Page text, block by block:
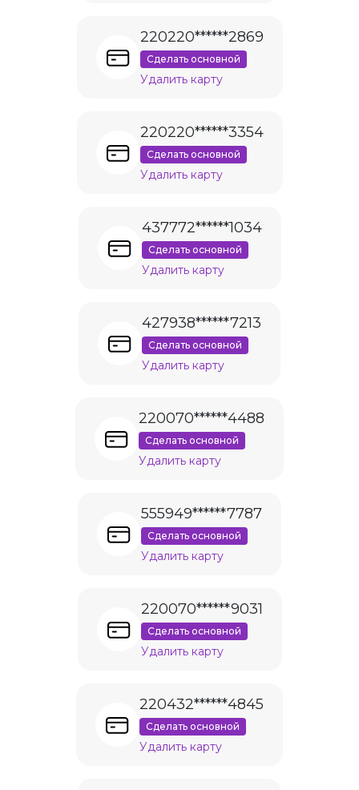
220220******2869
Сделать основной
Удалить карту
220220******3354
Сделать основной
Удалить карту
437772******1034
Сделать основной
Удалить карту
427938******7213
Сделать основной
Удалить карту
220070******4488
Сделать основной
Удалить карту
555949******7787
Сделать основной
Удалить карту
220070******9031
Сделать основной
Удалить карту
220432******4845
Сделать основной
Удалить карту